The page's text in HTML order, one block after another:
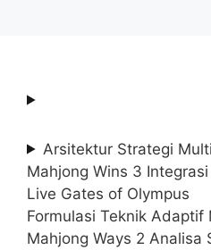
Arsitektur Strategi
Mahjong Wins 3
Live Gates of Olympus
Formulasi Teknik Adaptif
Mahjong Ways 2 Analisa